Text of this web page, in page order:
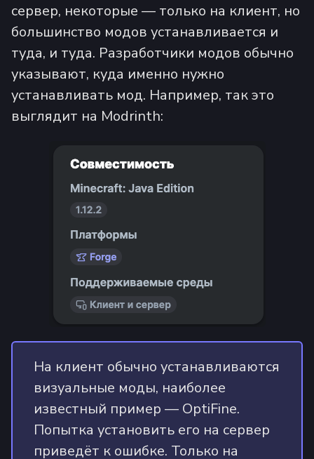
сервер, некоторые — только на клиент, но
большинство модов устанавливается и
туда, и туда. Разработчики модов обычно
указывают, куда именно нужно
устанавливать мод. Например, так это
выглядит на Modrinth:
На клиент обычно устанавливаются
визуальные моды, наиболее
известный пример — OptiFine.
Попытка установить его на сервер
приведёт к ошибке. Только на